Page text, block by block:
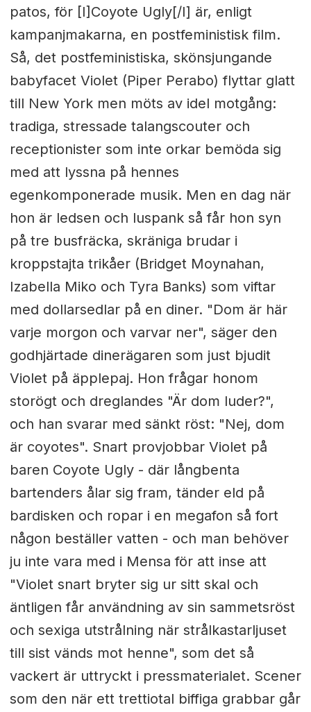
patos, för [I]Coyote Ugly[/I] är, enligt
kampanjmakarna, en postfeministisk film.
Så, det postfeministiska, skönsjungande
babyfacet Violet (Piper Perabo) flyttar glatt
till New York men möts av idel motgång:
tradiga, stressade talangscouter och
receptionister som inte orkar bemöda sig
med att lyssna på hennes
egenkomponerade musik. Men en dag när
hon är ledsen och luspank så får hon syn
på tre busfräcka, skräniga brudar i
kroppstajta trikåer (Bridget Moynahan,
Izabella Miko och Tyra Banks) som viftar
med dollarsedlar på en diner. "Dom är här
varje morgon och varvar ner", säger den
godhjärtade dinerägaren som just bjudit
Violet på äpplepaj. Hon frågar honom
storögt och dreglandes "Är dom luder?",
och han svarar med sänkt röst: "Nej, dom
är coyotes". Snart provjobbar Violet på
baren Coyote Ugly - där långbenta
bartenders ålar sig fram, tänder eld på
bardisken och ropar i en megafon så fort
någon beställer vatten - och man behöver
ju inte vara med i Mensa för att inse att
"Violet snart bryter sig ur sitt skal och
äntligen får användning av sin sammetsröst
och sexiga utstrålning när strålkastarljuset
till sist vänds mot henne", som det så
vackert är uttryckt i pressmaterialet. Scener
som den när ett trettiotal biffiga grabbar går